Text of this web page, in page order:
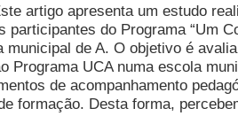
artigo apresenta um estudo
participantes do Programa “Um
municipal de A. O objetivo é
Programa UCA numa escola
de acompanhamento
formação. Desta forma,